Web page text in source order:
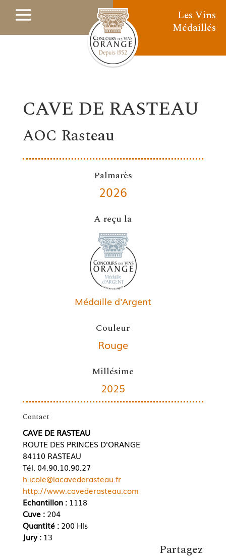
Les Vins
Médaillés
CAVE DE RASTEAU
AOC Rasteau
Palmarès
2026
A reçu la
Médaille d'Argent
Couleur
Rouge
Millésime
2025
Contact
CAVE DE RASTEAU
ROUTE DES PRINCES D'ORANGE
84110 RASTEAU
Tél. 04.90.10.90.27
h.icole@lacavederasteau.fr
http://www.cavederasteau.com
Echantillon :1118
Cuve : 204
Quantité : 200 Hls
Jury : 13
Partagez